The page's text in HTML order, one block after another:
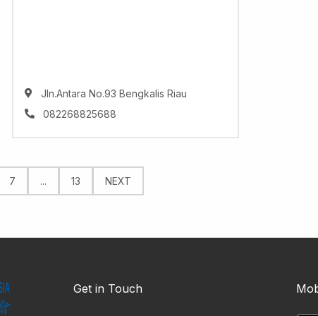
Jln.Antara No.93 Bengkalis Riau
082268825688
7 ... 13 NEXT
Get in Touch